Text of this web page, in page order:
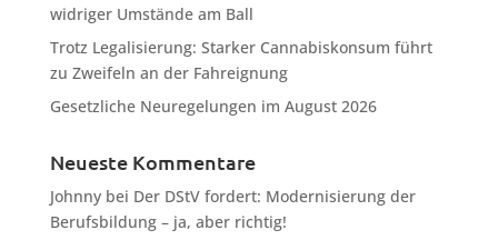
widriger Umstände am Ball
Trotz Legalisierung: Starker Cannabiskonsum führt
zu Zweifeln an der Fahreignung
Gesetzliche Neuregelungen im August 2026
Neueste Kommentare
Johnnybei Der DStV fordert: Modernisierung der
Berufsbildung – ja, aber richtig!